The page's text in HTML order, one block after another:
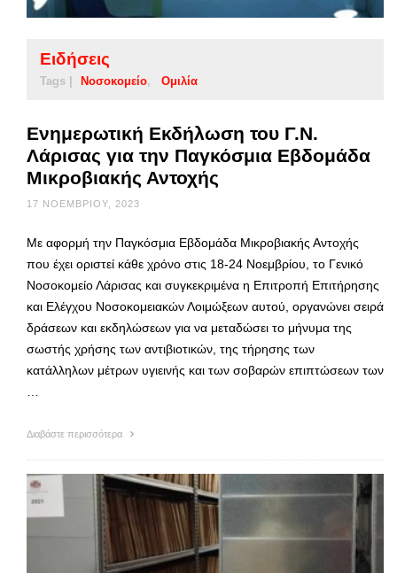
Ειδήσεις
Tags | Νοσοκομείο Ομιλία
Ενημερωτική Εκδήλωση του Γ.Ν.
Λάρισας για την Παγκόσμια Εβδομάδα
Μικροβιακής Αντοχής
17 ΝΟΕΜΒΡΊΟΥ, 2023
Με αφορμή την Παγκόσμια Εβδομάδα Μικροβιακής Αντοχής
που έχει οριστεί κάθε χρόνο στις 18-24 Νοεμβρίου, το Γενικό
Νοσοκομείο Λάρισας και συγκεκριμένα η Επιτροπή Επιτήρησης
και Ελέγχου Νοσοκομειακών Λοιμώξεων αυτού, οργανώνει σειρά
δράσεων και εκδηλώσεων για να μεταδώσει το μήνυμα της
σωστής χρήσης των αντιβιοτικών, της τήρησης των
κατάλληλων μέτρων υγιεινής και των σοβαρών επιπτώσεων των
Διαβάστε περισσότερα